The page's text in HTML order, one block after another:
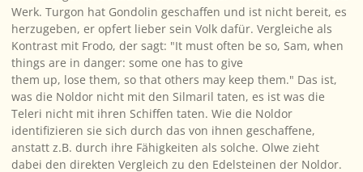
Werk. Turgon hat Gondolin geschaffen und ist nicht bereit, es
herzugeben, er opfert lieber sein Volk dafür. Vergleiche als
Kontrast mit Frodo, der sagt: "It must often be so, Sam, when
things are in danger: some one has to give
them up, lose them, so that others may keep them." Das ist,
was die Noldor nicht mit den Silmaril taten, es ist was die
Teleri nicht mit ihren Schiffen taten. Wie die Noldor
identifizieren sie sich durch das von ihnen geschaffene,
anstatt z.B. durch ihre Fähigkeiten als solche. Olwe zieht
dabei den direkten Vergleich zu den Edelsteinen der Noldor.